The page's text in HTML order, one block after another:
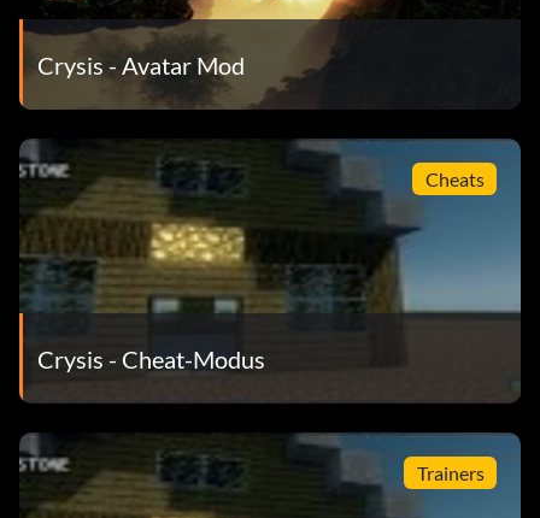
Crysis - Avatar Mod
Cheats
Crysis - Cheat-Modus
Trainers